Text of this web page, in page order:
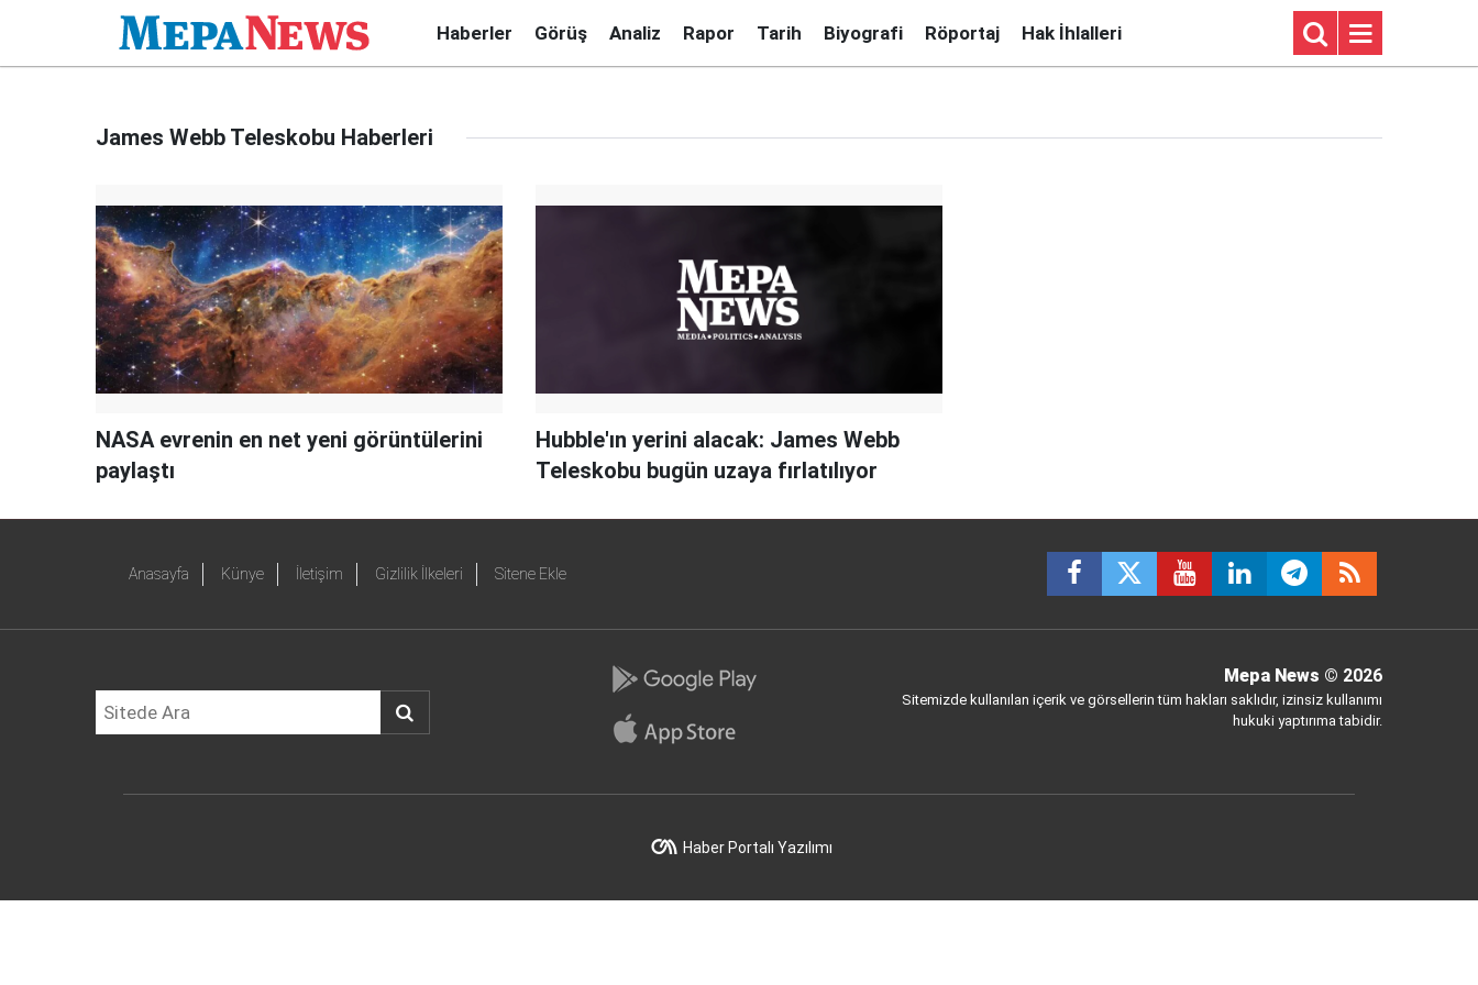
Haberler Görüş Analiz Rapor Tarih Biyografi Röportaj Hak İhlalleri
James Webb Teleskobu Haberleri
NASA evrenin en net yeni görüntülerini
paylaştı
Hubble'ın yerini alacak: James Webb
Teleskobu bugün uzaya fırlatılıyor
Anasayfa Künye İletişim Gizlilik İlkeleri Sitene Ekle
Mepa News © 2026
Sitemizde kullanılan içerik ve görsellerin tüm hakları saklıdır, izinsiz kullanımı
hukuki yaptırıma tabidir.
Haber Portalı Yazılımı